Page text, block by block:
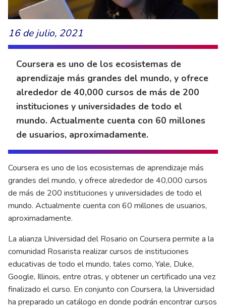
16 de julio, 2021
Coursera es uno de los ecosistemas de
aprendizaje más grandes del mundo, y ofrece
alrededor de 40,000 cursos de más de 200
instituciones y universidades de todo el
mundo. Actualmente cuenta con 60 millones
de usuarios, aproximadamente.
Coursera es uno de los ecosistemas de aprendizaje más
grandes del mundo, y ofrece alrededor de 40,000 cursos
de más de 200 instituciones y universidades de todo el
mundo. Actualmente cuenta con 60 millones de usuarios,
aproximadamente.
La alianza Universidad del Rosario on Coursera permite a la
comunidad Rosarista realizar cursos de instituciones
educativas de todo el mundo, tales como, Yale, Duke,
Google, Illinois, entre otras, y obtener un certificado una vez
finalizado el curso. En conjunto con Coursera, la Universidad
ha preparado un catálogo en donde podrán encontrar cursos